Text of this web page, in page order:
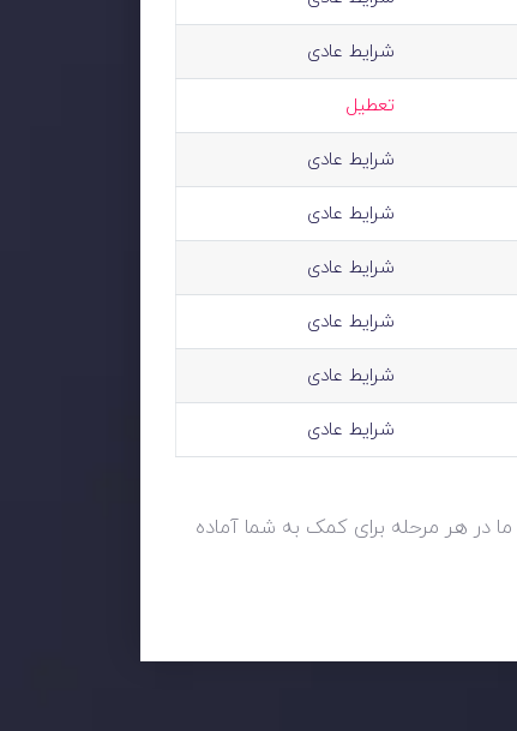
شرایط عادی
تعطیل
شرایط عادی
شرایط عادی
شرایط عادی
شرایط عادی
شرایط عادی
شرایط عادی
ما در هر مرحله برای کمک به شما آماده